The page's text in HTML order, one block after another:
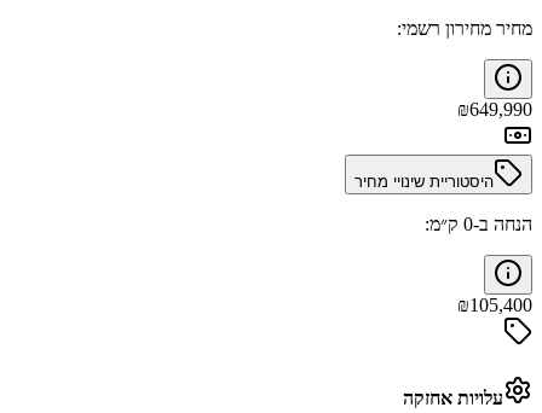
מחיר מחירון רשמי:
₪649,990
היסטוריית שינויי מחיר
הנחה ב-0 ק״מ:
₪105,400
עלויות אחזקה